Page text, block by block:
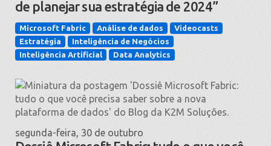
de planejar sua estratégia de 2024”
Microsoft Fabric Análise de dados
Videocasts
Estratégia
Inteligência de Negócios
Inteligência Artificial
Data Analytics
segunda-feira, 30 de outubro